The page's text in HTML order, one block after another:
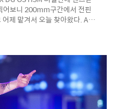
어보니 200mm구간에서 전핀
제 맡겨서 오늘 찾아왔다. AS
200mm는 후핀이란다...ㄷㄷ
용지로 집에서 하면 전핀으로
보고.... 담주 패션쇼 실전에선